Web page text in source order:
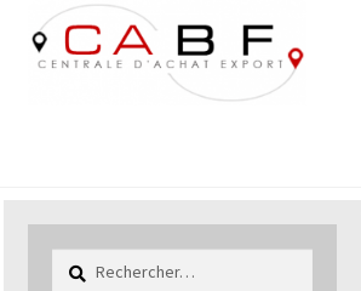
Aller
à
la
Aller
au
contenu
Rechercher :